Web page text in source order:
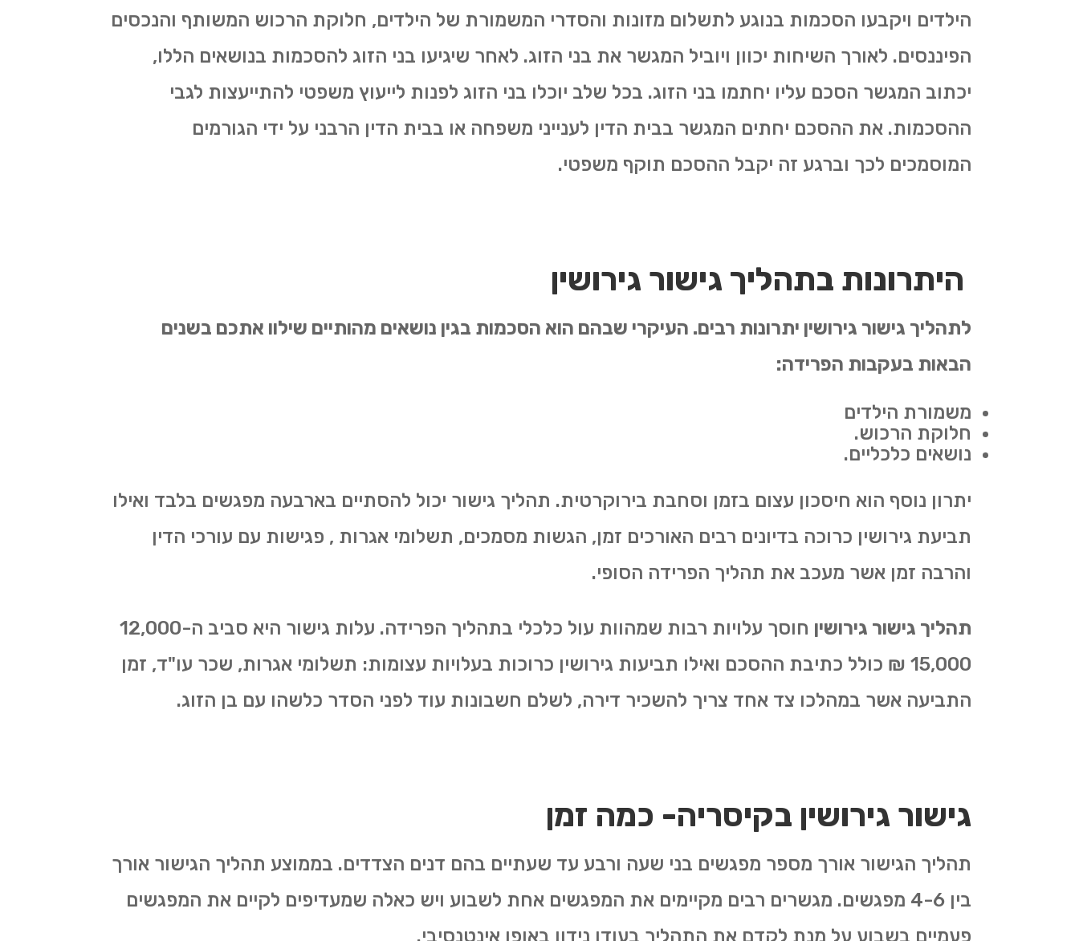
הילדים ויקבעו הסכמות בנוגע לתשלום מזונות והסדרי המשמורת של הילדים, חלוקת הרכוש המשותף והנכסים
הפיננסים. לאורך השיחות יכוון ויוביל המגשר את בני הזוג. לאחר שיגיעו בני הזוג להסכמות בנושאים הללו,
יכתוב המגשר הסכם עליו יחתמו בני הזוג. בכל שלב יוכלו בני הזוג לפנות לייעוץ משפטי להתייעצות לגבי
ההסכמות. את ההסכם יחתים המגשר בבית הדין לענייני משפחה או בבית הדין הרבני על ידי הגורמים
המוסמכים לכך וברגע זה יקבל ההסכם תוקף משפטי.
היתרונות בתהליך גישור גירושין
לתהליך גישור גירושין יתרונות רבים. העיקרי שבהם הוא הסכמות בגין נושאים מהותיים שילוו אתכם בשנים
הבאות בעקבות הפרידה:
משמורת הילדים
חלוקת הרכוש.
נושאים כלכליים.
יתרון נוסף הוא חיסכון עצום בזמן וסחבת בירוקרטית. תהליך גישור יכול להסתיים בארבעה מפגשים בלבד ואילו
תביעת גירושין כרוכה בדיונים רבים האורכים זמן, הגשות מסמכים, תשלומי אגרות , פגישות עם עורכי הדין
והרבה זמן אשר מעכב את תהליך הפרידה הסופי.
תהליך גישור גירושין
חוסך עלויות רבות שמהוות עול כלכלי בתהליך הפרידה. עלות גישור היא סביב ה12,000-
15,000 ₪ כולל כתיבת ההסכם ואילו תביעות גירושין כרוכות בעלויות עצומות: תשלומי אגרות, שכר עו"ד, זמן
התביעה אשר במהלכו צד אחד צריך להשכיר דירה, לשלם חשבונות עוד לפני הסדר כלשהו עם בן הזוג.
גישור גירושין בקיסריה- כמה זמן
תהליך הגישור אורך מספר מפגשים בני שעה ורבע עד שעתיים בהם דנים הצדדים. בממוצע תהליך הגישור אורך
בין 4-6 מפגשים. מגשרים רבים מקיימים את המפגשים אחת לשבוע ויש כאלה שמעדיפים לקיים את המפגשים
פעמיים בשבוע על מנת לקדם את התהליך בעודו נידון באופן אינטנסיבי.